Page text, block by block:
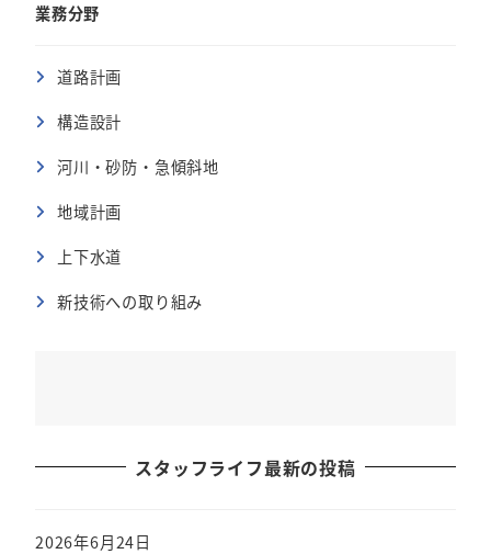
業務分野
道路計画
構造設計
河川・砂防・急傾斜地
地域計画
上下水道
新技術への取り組み
スタッフライフ最新の投稿
2026年6月24日